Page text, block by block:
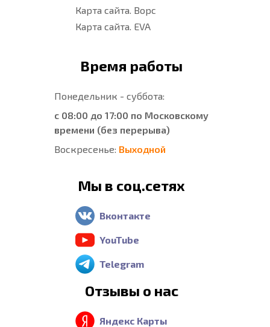
Карта сайта. Ворс
Карта сайта. EVA
Время работы
Понедельник - суббота:
с 08:00 до 17:00 по Московскому
времени (без перерыва)
Воскресенье: Выходной
Мы в соц.сетях
Вконтакте
YouTube
Telegram
Отзывы о нас
Яндекс Карты